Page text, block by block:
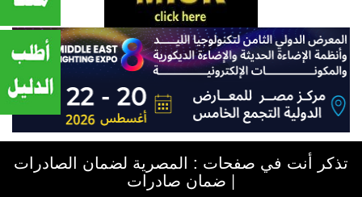
تذكر أنت في صفحات : المصرية لضمان الصادرات
| ضمان صادرات